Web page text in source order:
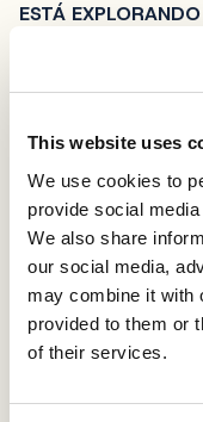
This website uses
We use cookies to
provide social
We also share
our social media,
may combine it with
provided to them or
of their services.
ESTÁ
Puedo decírselo,
empresa...
¿QUÉ FUTURO VE
El futuro se centra
vida en el mar ha
ahora la
la persona amada.
nuestro diseño,
experiencia de
mercado también
búsqueda de